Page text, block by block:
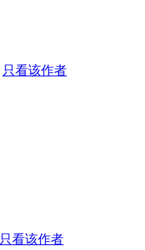
只看该作者
只看该作者